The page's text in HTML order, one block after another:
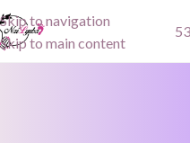
Skip to navigation
Skip to main content